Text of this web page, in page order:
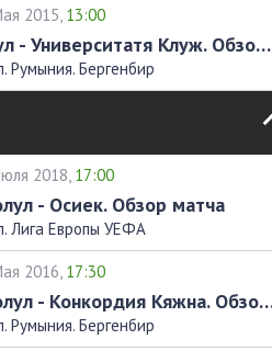
2015, 13:00
Оцелул - Университатя Клуж. Обзор матча
Румыния. Бергенбир
2018, 17:00
- Осиек. Обзор матча
Лига Европы УЕФА
2016, 17:30
Петролул - Конкордия
Румыния. Бергенбир